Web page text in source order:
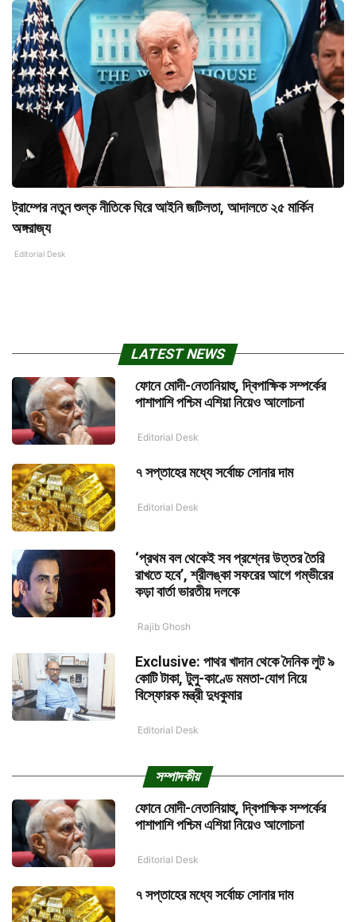
ট্রাম্পের নতুন শুল্ক নীতিকে ঘিরে আইনি জটিলতা, আদালতে ২৫ মার্কিন
অঙ্গরাজ্য
Editorial Desk
LATEST NEWS
ফোনে মোদী-নেতানিয়াহু, দ্বিপাক্ষিক সম্পর্কের
পাশাপাশি পশ্চিম এশিয়া নিয়েও আলোচনা
Editorial Desk
৭ সপ্তাহের মধ্যে সর্বোচ্চ সোনার দাম
Editorial Desk
‘প্রথম বল থেকেই সব প্রশ্নের উত্তর তৈরি
রাখতে হবে’, শ্রীলঙ্কা সফরের আগে গম্ভীরের
কড়া বার্তা ভারতীয় দলকে
Rajib Ghosh
Exclusive: পাথর খাদান থেকে দৈনিক লুট ৯
কোটি টাকা, টুলু-কাণ্ডে মমতা-যোগ নিয়ে
বিস্ফোরক মন্ত্রী দুধকুমার
Editorial Desk
সম্পাদকীয়
ফোনে মোদী-নেতানিয়াহু, দ্বিপাক্ষিক সম্পর্কের
পাশাপাশি পশ্চিম এশিয়া নিয়েও আলোচনা
Editorial Desk
৭ সপ্তাহের মধ্যে সর্বোচ্চ সোনার দাম